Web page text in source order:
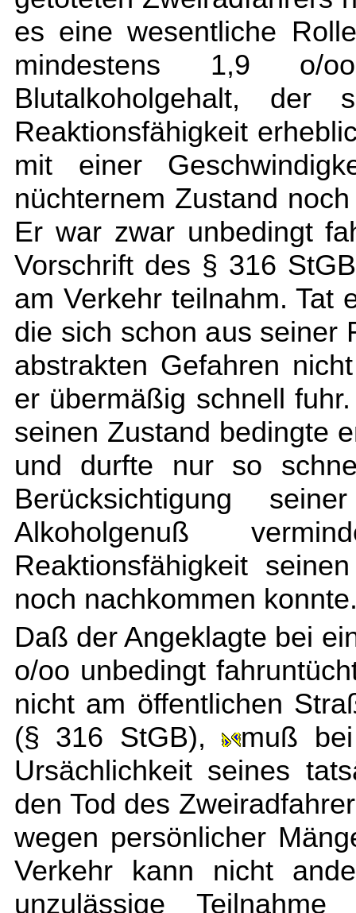
es eine wesentliche
mindestens 1,9 o/
Blutalkoholgehalt, der
Reaktionsfähigkeit
mit einer
nüchternem Zustand
Er war zwar unbedingt
Vorschrift des § 316
am Verkehr teilnahm. Tat
die sich schon aus seiner
abstrakten Gefahren
er übermäßig schnell
seinen Zustand bedingte
und durfte nur so
Berücksichtigung
Alkoholgenuß
Reaktionsfähigkeit
noch nachkommen
Daß der Angeklagte bei
o/oo unbedingt
nicht am öffentlichen
(§ 316 StGB),
muß
Ursächlichkeit seines
den Tod des
wegen persönlicher
Verkehr kann nicht
unzulässige